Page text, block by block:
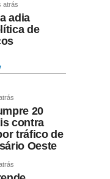
atrás
adia
de
20
contra
tráfico de
Oeste